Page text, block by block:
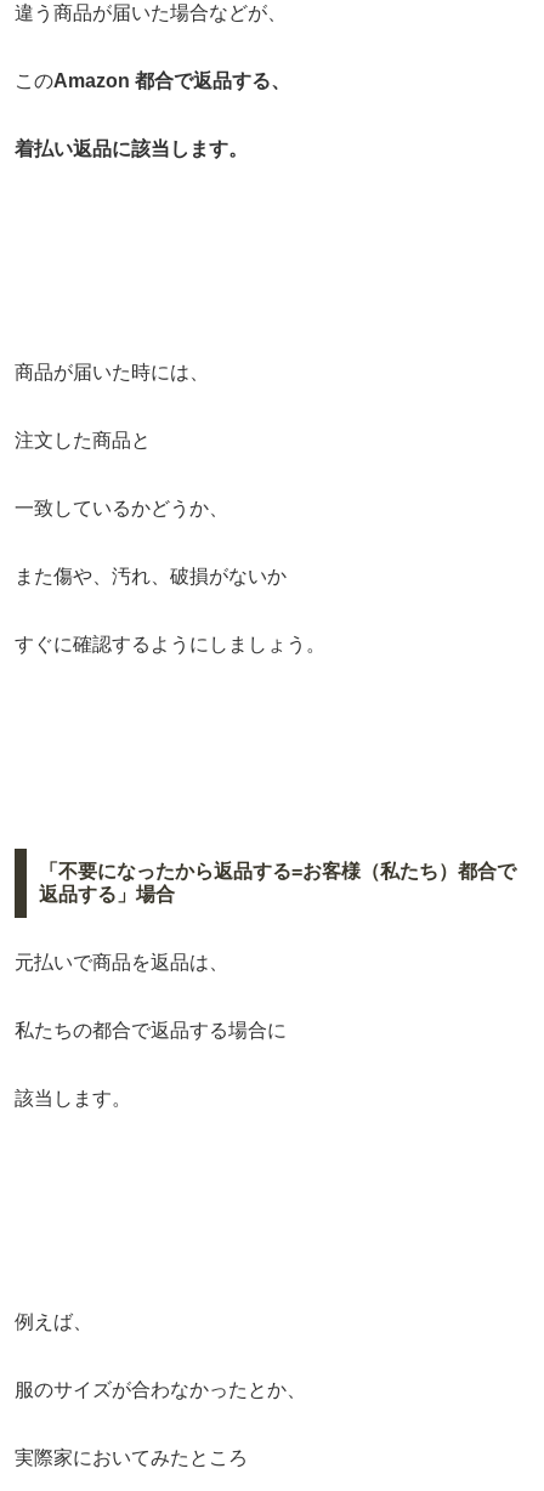
違う商品が届いた場合などが、
このAmazon 都合で返品する、
着払い返品に該当します。
商品が届いた時には、
注文した商品と
一致しているかどうか、
また傷や、汚れ、破損がないか
すぐに確認するようにしましょう。
「不要になったから返品する=お客様（私たち）都合で
返品する」場合
元払いで商品を返品は、
私たちの都合で返品する場合に
該当します。
例えば、
服のサイズが合わなかったとか、
実際家においてみたところ